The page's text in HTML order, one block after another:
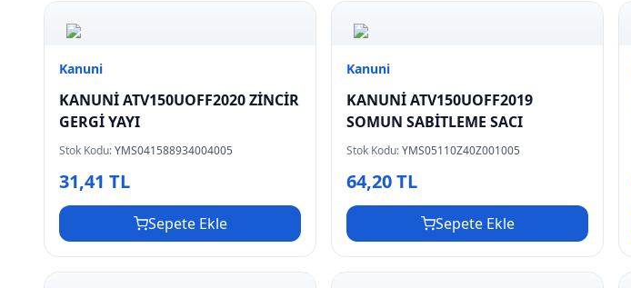
Kanuni
KANUNİ ATV150UOFF2020 ZİNCİR
GERGİ YAYI
Stok Kodu:YMS041588934004005
31,41 TL
Sepete Ekle
Kanuni
KANUNİ ATV150UOFF2019
SOMUN SABİTLEME SACI
Stok Kodu:YMS05110Z40Z001005
64,20 TL
Sepete Ekle